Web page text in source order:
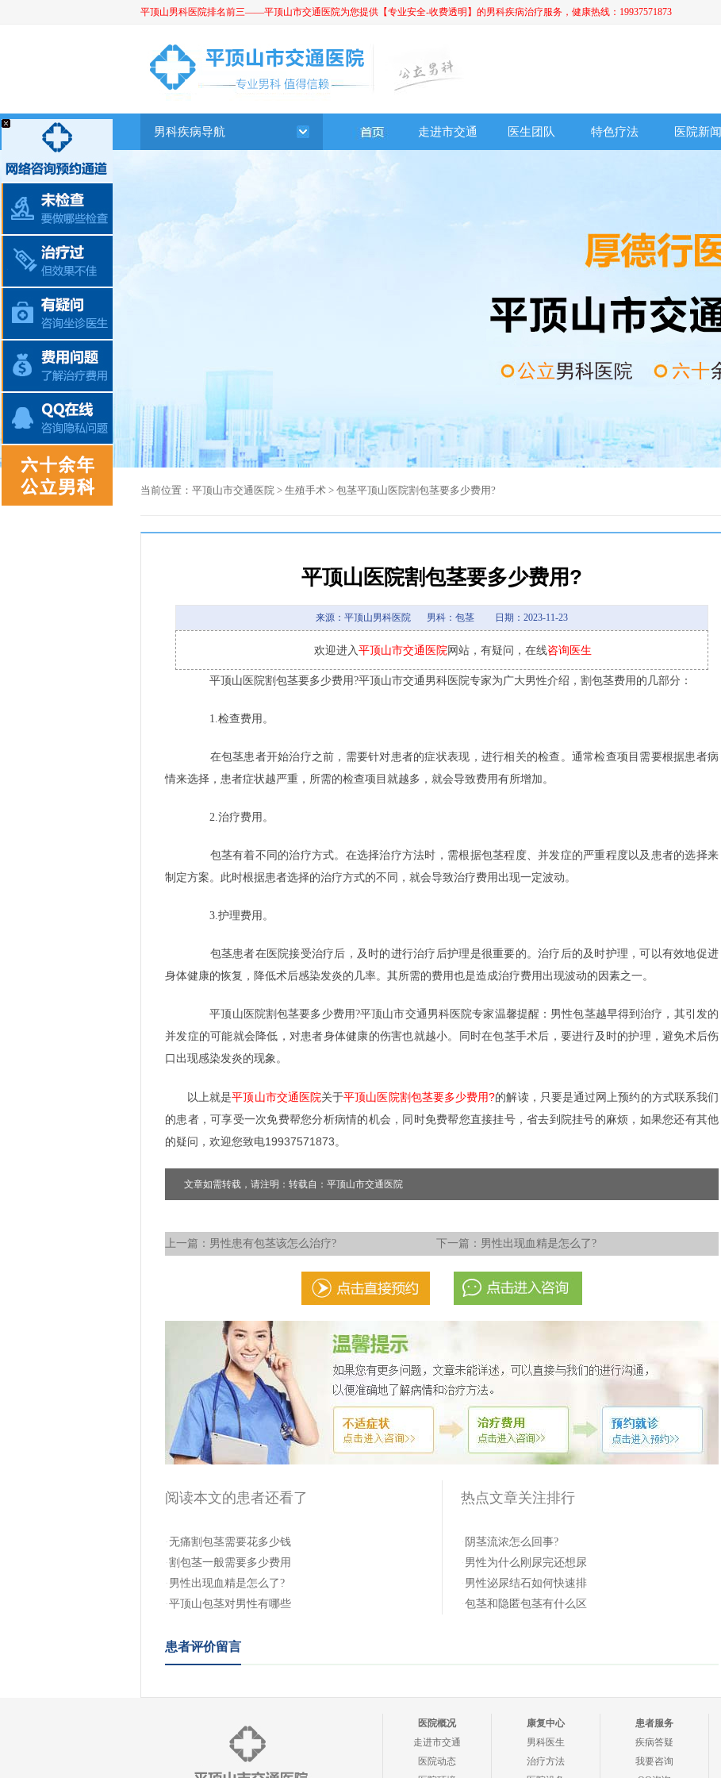
平顶山男科医院排名前三——平顶山市交通医院为您提供【专业安全-收费透明】的男科疾病治疗服务，健康热线：19937571873
男科疾病导航 走进市交通 医生团队 特色疗法 医院新闻
当前位置： 平顶山市交通医院 > 生殖手术 > 包茎平顶山医院割包茎要多少费用?
平顶山医院割包茎要多少费用?
来源：平顶山男科医院 男科：包茎 日期：2023-11-23
欢迎进入平顶山市交通医院网站，有疑问，在线咨询医生
平顶山医院割包茎要多少费用?平顶山市交通男科医院专家为广大男性介绍，割包茎费用的几部分：
1.检查费用。
在包茎患者开始治疗之前，需要针对患者的症状表现，进行相关的检查。通常检查项目需要根据患者病
情来选择，患者症状越严重，所需的检查项目就越多，就会导致费用有所增加。
2.治疗费用。
包茎有着不同的治疗方式。在选择治疗方法时，需根据包茎程度、并发症的严重程度以及患者的选择来
制定方案。此时根据患者选择的治疗方式的不同，就会导致治疗费用出现一定波动。
3.护理费用。
包茎患者在医院接受治疗后，及时的进行治疗后护理是很重要的。治疗后的及时护理，可以有效地促进
身体健康的恢复，降低术后感染发炎的几率。其所需的费用也是造成治疗费用出现波动的因素之一。
平顶山医院割包茎要多少费用?平顶山市交通男科医院专家温馨提醒：男性包茎越早得到治疗，其引发的
并发症的可能就会降低，对患者身体健康的伤害也就越小。同时在包茎手术后，要进行及时的护理，避免术后伤
口出现感染发炎的现象。
以上就是平顶山市交通医院关于平顶山医院割包茎要多少费用?的解读，只要是通过网上预约的方式联系我们
的患者，可享受一次免费帮您分析病情的机会，同时免费帮您直接挂号，省去到院挂号的麻烦，如果您还有其他
的疑问，欢迎您致电19937571873。
文章如需转载，请注明：转载自：平顶山市交通医院
上一篇： 男性患有包茎该怎么治疗? 下一篇： 男性出现血精是怎么了?
阅读本文的患者还看了
·无痛割包茎需要花多少钱
·割包茎一般需要多少费用
· 男性出现血精是怎么了?
·平顶山包茎对男性有哪些
热点文章关注排行
· 阴茎流浓怎么回事?
· 男性为什么刚尿完还想尿
· 男性泌尿结石如何快速排
·包茎和隐匿包茎有什么区
患者评价留言
医院概况
走进市交通
医院动态
康复中心
男科医生
治疗方法
患者服务
疾病答疑
我要咨询